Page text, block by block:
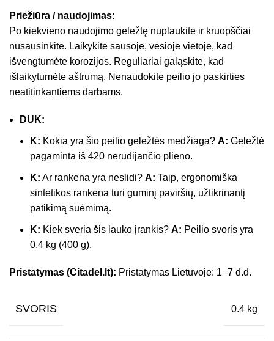
Priežiūra / naudojimas:
Po kiekvieno naudojimo geležtę nuplaukite ir kruopščiai
nusausinkite. Laikykite sausoje, vėsioje vietoje, kad
išvengtumėte korozijos. Reguliariai galąskite, kad
išlaikytumėte aštrumą. Nenaudokite peilio jo paskirties
neatitinkantiems darbams.
DUK:
K: Kokia yra šio peilio geležtės medžiaga? A: Geležtė
pagaminta iš 420 nerūdijančio plieno.
K: Ar rankena yra neslidi? A: Taip, ergonomiška
sintetikos rankena turi guminį paviršių, užtikrinantį
patikimą suėmimą.
K: Kiek sveria šis lauko įrankis? A: Peilio svoris yra
0.4 kg (400 g).
Pristatymas (Citadel.lt): Pristatymas Lietuvoje: 1–7 d.d.
SVORIS 0.4 kg